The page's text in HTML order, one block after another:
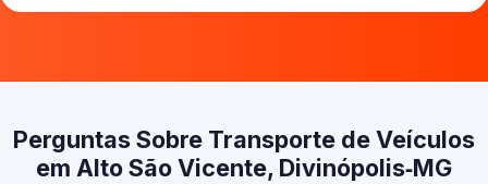
Perguntas Sobre Transporte de Veículos
em Alto São Vicente, Divinópolis‑MG